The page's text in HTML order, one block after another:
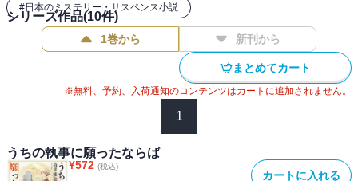
#日本のミステリー・サスペンス小説
シリーズ作品(10件)
1巻から 新刊から
まとめてカート
※無料、予約、入荷通知のコンテンツはカートに追加されません。
1
うちの執事に願ったならば
¥572 (税込)
カートに入れる